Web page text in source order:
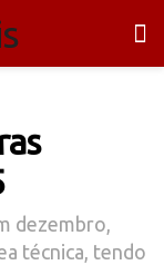
dezembro,
técnica, tendo